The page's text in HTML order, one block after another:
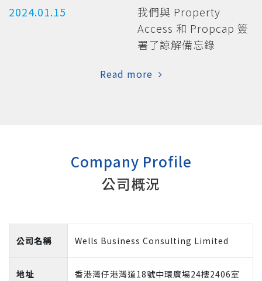
2024.01.15
我們與 Property
Access 和 Propcap 簽
署了諒解備忘錄
Read more
Company Profile
公司概況
公司名稱 Wells Business Consulting Limited
地址 香港灣仔港灣道18號中環廣場24樓2406室